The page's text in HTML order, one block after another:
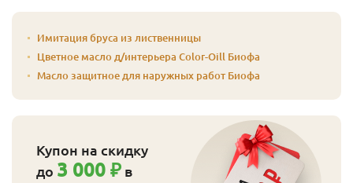
Имитация бруса из лиственницы
Цветное масло д/интерьера Color-Oill Биофа
Масло защитное для наружных работ Биофа
Купон на скидку
до 3 000 ₽ в